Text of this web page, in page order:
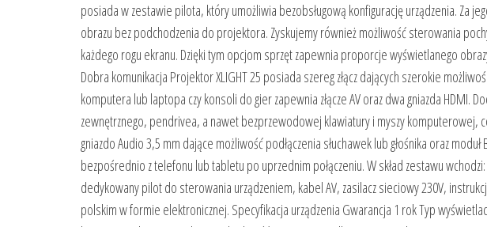
posiada w zestawie pilota, który umożliwia bezobsługową konfigurację urządzenia. Za
obrazu bez podchodzenia do projektora. Zyskujemy również możliwość sterowania
każdego rogu ekranu. Dzięki tym opcjom sprzęt zapewnia proporcje wyświetlanego
Dobra komunikacja Projektor XLIGHT 25 posiada szereg złącz dających szerokie
komputera lub laptopa czy konsoli do gier zapewnia złącze AV oraz dwa gniazda HDMI.
zewnętrznego, pendrivea, a nawet bezprzewodowej klawiatury i myszy komputerowej,
gniazdo Audio 3,5 mm dające możliwość podłączenia słuchawek lub głośnika oraz
bezpośrednio z telefonu lub tabletu po uprzednim połączeniu. W skład zestawu
dedykowany pilot do sterowania urządzeniem, kabel AV, zasilacz sieciowy 230V,
polskim w formie elektronicznej. Specyfikacja urządzenia Gwarancja 1 rok Typ